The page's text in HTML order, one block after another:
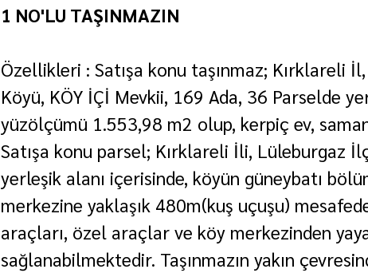
1 NO'LU TAŞINMAZIN
Özellikleri : Satışa konu taşınmaz; Kırklareli
Köyü, KÖY İÇİ Mevkii, 169 Ada, 36 Parselde
yüzölçümü 1.553,98 m2 olup, kerpiç ev,
Satışa konu parsel; Kırklareli İli, Lüleburgaz
yerleşik alanı içerisinde, köyün güneybatı
merkezine yaklaşık 480m(kuş uçuşu)
araçları, özel araçlar ve köy merkezinden
sağlanabilmektedir. Taşınmazın yakın